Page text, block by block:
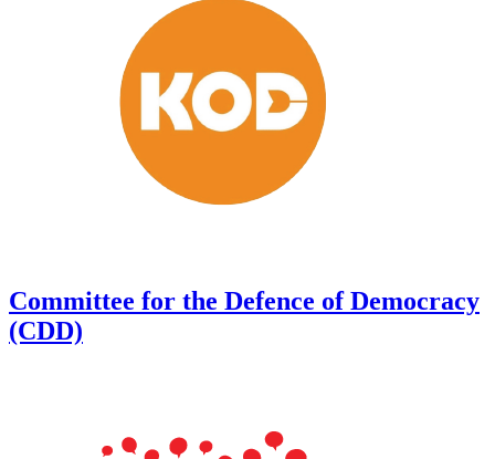
Committee for the Defence of Democracy
(CDD)